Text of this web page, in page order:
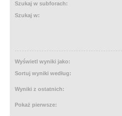
Szukaj w subforach:
Szukaj w:
Wyświetl wyniki jako:
Sortuj wyniki według:
Wyniki z ostatnich:
Pokaż pierwsze: